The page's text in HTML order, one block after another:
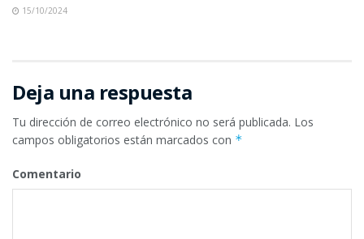
15/10/2024
Deja una respuesta
Tu dirección de correo electrónico no será publicada. Los
campos obligatorios están marcados con *
Comentario